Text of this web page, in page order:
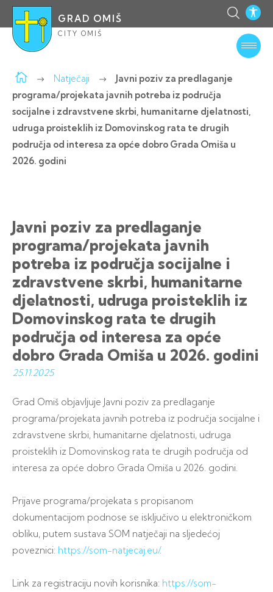
GRAD OMIŠ
CITY OMIŠ
Natječaji
Javni poziv za predlaganje
programa/projekata javnih potreba iz područja
socijalne i zdravstvene skrbi, humanitarne djelatnosti,
udruga proisteklih iz Domovinskog rata te drugih
područja od interesa za opće dobro Grada Omiša u
2026. godini
Javni poziv za predlaganje
programa/projekata javnih
potreba iz područja socijalne i
zdravstvene skrbi, humanitarne
djelatnosti, udruga proisteklih iz
Domovinskog rata te drugih
područja od interesa za opće
dobro Grada Omiša u 2026. godini
25.11.2025
Grad Omiš objavljuje Javni poziv za predlaganje
programa/projekata javnih potreba iz područja socijalne i
zdravstvene skrbi, humanitarne djelatnosti, udruga
proisteklih iz Domovinskog rata te drugih područja od
interesa za opće dobro Grada Omiša u 2026. godini.
Prijave programa/projekata s propisanom
dokumentacijom podnose se isključivo u elektroničkom
obliku, putem sustava SOM natječaji na sljedećoj
poveznici: https://som-natjecaj.eu/.
Link za registraciju novih korisnika: https://som-